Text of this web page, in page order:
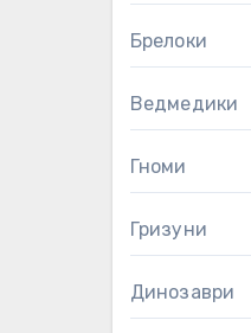
Брелоки
Ведмедики
Гноми
Гризуни
Динозаври